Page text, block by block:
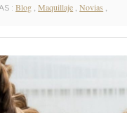
: Blog ,Maquillaje ,Novias